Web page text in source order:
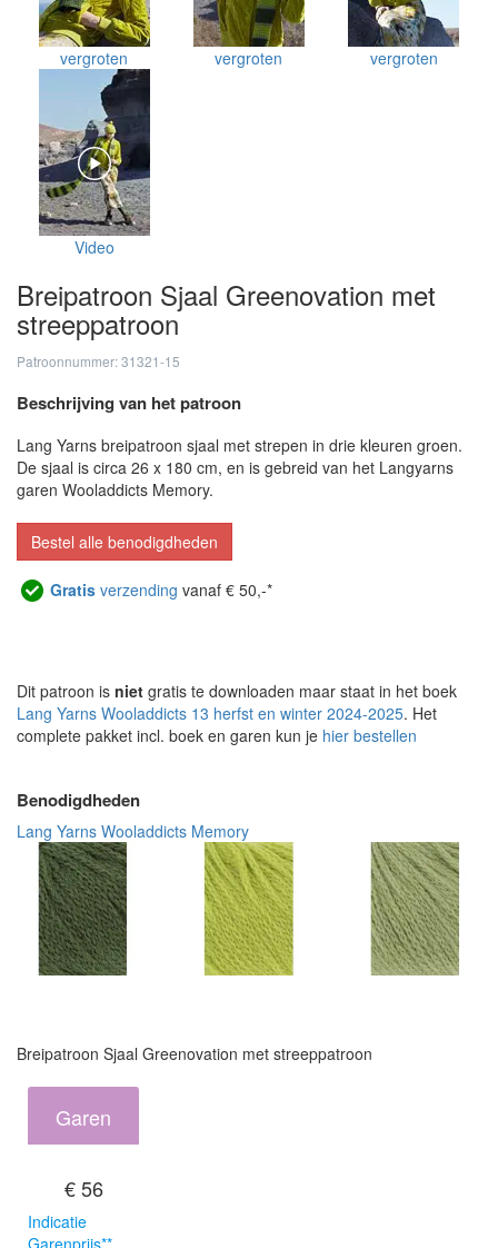
vergroten vergroten vergroten
Video
Breipatroon Sjaal Greenovation met
streeppatroon
Patroonnummer: 31321-15
Beschrijving van het patroon
Lang Yarns breipatroon sjaal met strepen in drie kleuren groen.
De sjaal is circa 26 x 180 cm, en is gebreid van het Langyarns
garen Wooladdicts Memory.
Bestel alle benodigdheden
Gratis verzending vanaf € 50,-*
Dit patroon is niet gratis te downloaden maar staat in het boek
Lang Yarns Wooladdicts 13 herfst en winter 2024-2025. Het
complete pakket incl. boek en garen kun je hier bestellen
Benodigdheden
Lang Yarns Wooladdicts Memory
Breipatroon Sjaal Greenovation met streeppatroon
Garen
€ 56
Indicatie
Garenprijs**